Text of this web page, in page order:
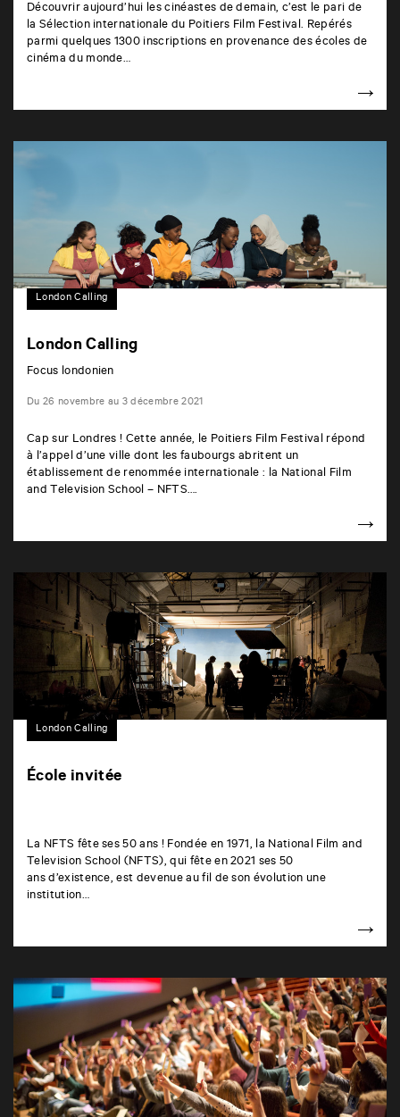
Découvrir aujourd’hui les cinéastes de demain, c’est le pari de
la Sélection internationale du Poitiers Film Festival. Repérés
parmi quelques 1300 inscriptions en provenance des écoles de
cinéma du monde…
London Calling
London Calling
Focus londonien
Du 26 novembre au 3 décembre 2021
Cap sur Londres ! Cette année, le Poitiers Film Festival répond
à l’appel d’une ville dont les faubourgs abritent un
établissement de renommée internationale : la National Film
and Television School – NFTS….
London Calling
École invitée
La NFTS fête ses 50 ans ! Fondée en 1971, la National Film and
Television School (NFTS), qui fête en 2021 ses 50
ans d’existence, est devenue au fil de son évolution une
institution…